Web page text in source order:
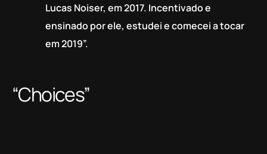
Lucas Noiser, em 2017. Incentivado e
ensinado por ele, estudei e comecei a tocar
em 2019”.
“Choices”